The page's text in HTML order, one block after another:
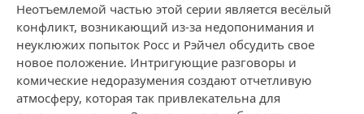
Неотъемлемой частью этой серии является весёлый
конфликт, возникающий из-за недопонимания и
неуклюжих попыток Росс и Рэйчел обсудить свое
новое положение. Интригующие разговоры и
комические недоразумения создают отчетливую
атмосферу, которая так привлекательна для